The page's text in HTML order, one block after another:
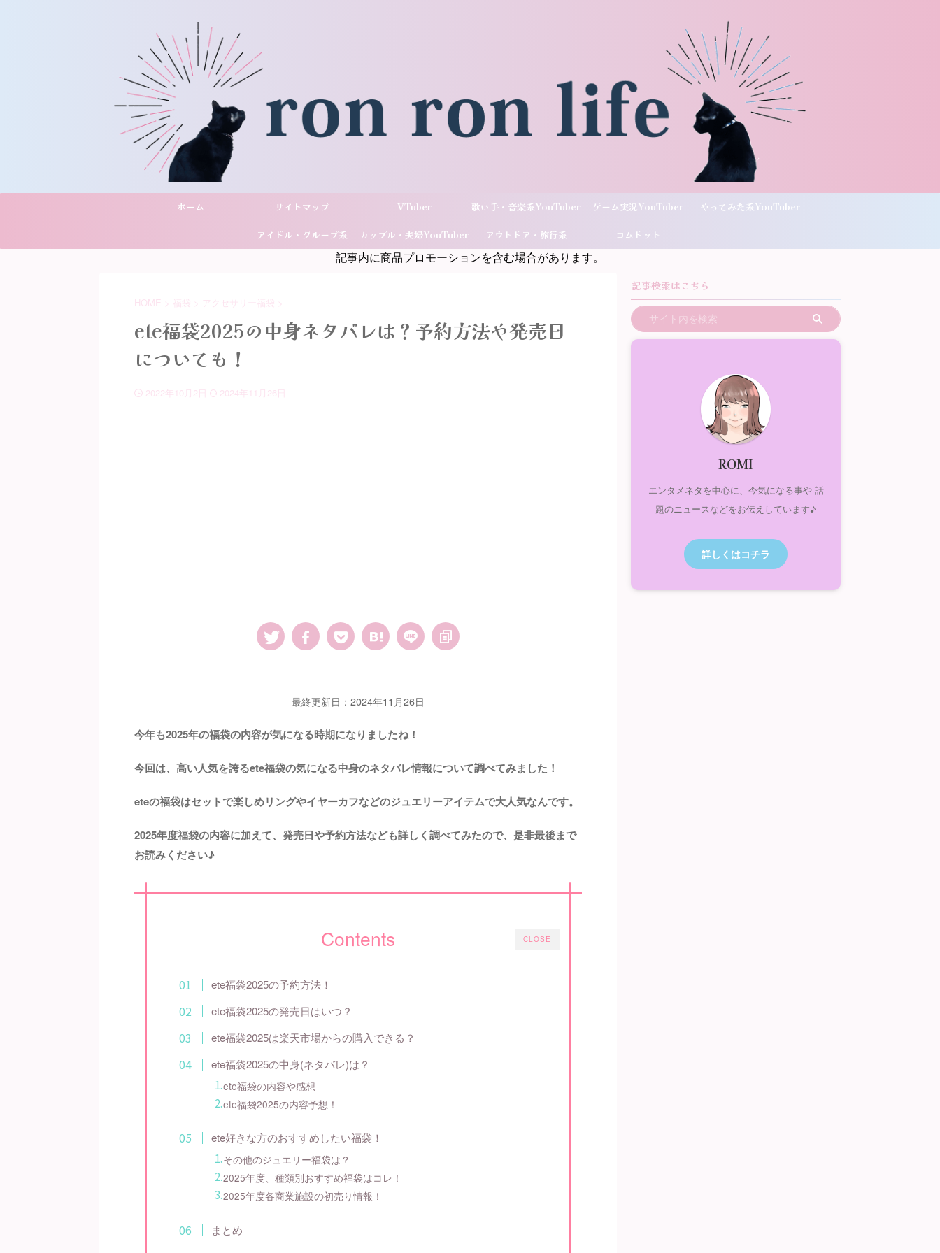
ホーム サイトマップ VTuber 歌い手・音楽系YouTuber ゲーム実況YouTuber やってみた系YouTuber
アイドル・グループ系 カップル・夫婦YouTuber アウトドア・旅行系
YouTuber
コムドット
記事内に商品プロモーションを含む場合があります。
HOME > 福袋 > アクセサリー福袋 >
ete福袋2025の中身ネタバレは？予約方法や発売日
についても！
2022年10月2日 2024年11月26日
最終更新日：2024年11月26日
今年も2025年の福袋の内容が気になる時期になりましたね！
今回は、高い人気を誇るete福袋の気になる中身のネタバレ情報について調べてみました！
eteの福袋はセットで楽しめリングやイヤーカフなどのジュエリーアイテムで大人気なんです。
2025年度福袋の内容に加えて、発売日や予約方法なども詳しく調べてみたので、是非最後まで
お読みください♪
CLOSE
Contents
ete福袋2025の予約方法！
ete福袋2025の発売日はいつ？
ete福袋2025は楽天市場からの購入できる？
ete福袋2025の中身(ネタバレ)は？
ete福袋の内容や感想
ete福袋2025の内容予想！
ete好きな方のおすすめしたい福袋！
その他のジュエリー福袋は？
2025年度、種類別おすすめ福袋はコレ！
2025年度各商業施設の初売り情報！
まとめ
記事検索はこちら
ROMI
エンタメネタを中心に、今気になる事や 話
題のニュースなどをお伝えしています♪
詳しくはコチラ